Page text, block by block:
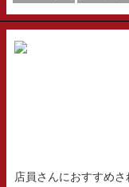
店員さんにおすすめ